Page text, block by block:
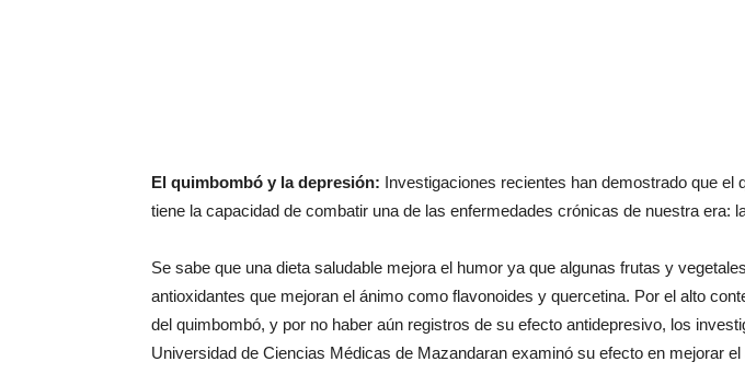
El quimbombó y la depresión: Investigaciones recientes han demostrado que el
tiene la capacidad de combatir una de las enfermedades crónicas de nuestra era:
Se sabe que una dieta saludable mejora el humor ya que algunas frutas y
antioxidantes que mejoran el ánimo como flavonoides y quercetina. Por el alto
del quimbombó, y por no haber aún registros de su efecto antidepresivo, los
Universidad de Ciencias Médicas de Mazandaran examinó su efecto en mejorar el